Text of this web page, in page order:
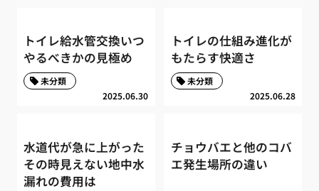
トイレ給水管交換いつ
やるべきかの見極め
2025.06.30
未分類
トイレの仕組み進化が
もたらす快適さ
2025.06.28
未分類
水道代が急に上がった
その時見えない地中水
漏れの費用は
チョウバエと他のコバ
エ発生場所の違い